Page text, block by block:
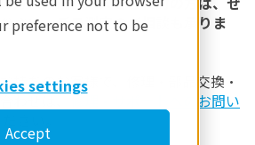
preference not to be
settings
Accept
さい。デモ測定のご相談も承りま
持ちのお客様で、修理・部品交換・
わせは、修理・サポートへのお問い